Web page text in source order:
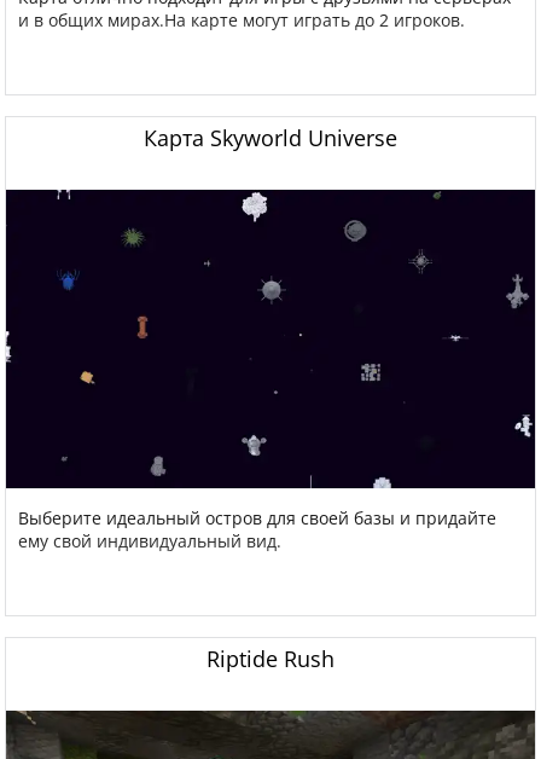
и в общих мирах.На карте могут играть до 2 игроков.
Карта Skyworld Universe
Выберите идеальный остров для своей базы и придайте
ему свой индивидуальный вид.
Riptide Rush